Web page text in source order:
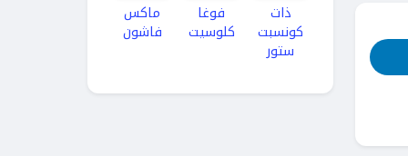
ذات
كونسبت
ستور
فوغا
كلوسيت
ماكس
فاشون